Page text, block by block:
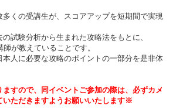
多くの受講生が、スコアアップを短期間で実現
試験分析から生まれた攻略法をもとに、
が教えていることです。
人に必要な攻略のポイントの一部分を是非体
すので、同イベントご参加の際は、必ずカメ
いただきますようお願いいたします※